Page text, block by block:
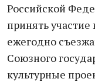
Российской
принять
ежегодно
Союзного
культурные